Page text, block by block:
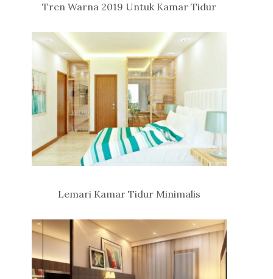
Tren Warna 2019 Untuk Kamar Tidur
Lemari Kamar Tidur Minimalis